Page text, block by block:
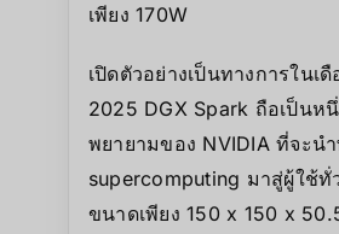
เพียง 170W
เปิดตัวอย่างเป็นทางการในเ
2025 DGX Spark ถือเป็นห
พยายามของ NVIDIA ที่จะน
supercomputing มาสู่ผู้ใช้ทั่
ขนาดเพียง 150 x 150 x